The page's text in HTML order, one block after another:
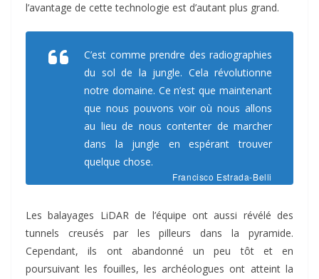
l’avantage de cette technologie est d’autant plus grand.
C’est comme prendre des radiographies
du sol de la jungle. Cela révolutionne
notre domaine. Ce n’est que maintenant
que nous pouvons voir où nous allons
au lieu de nous contenter de marcher
dans la jungle en espérant trouver
quelque chose.
Francisco Estrada-Belli
Les balayages LiDAR de l’équipe ont aussi révélé des
tunnels creusés par les pilleurs dans la pyramide.
Cependant, ils ont abandonné un peu tôt et en
poursuivant les fouilles, les archéologues ont atteint la